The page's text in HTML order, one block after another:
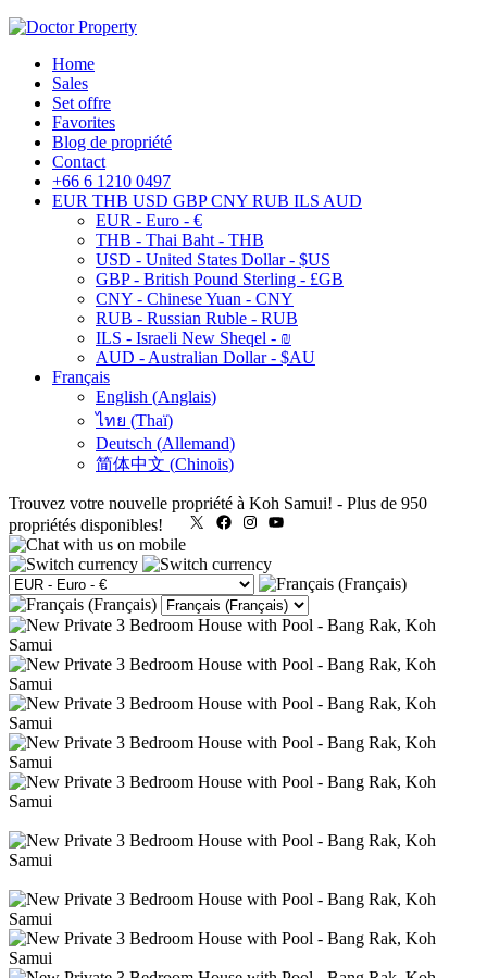
Home
Sales
Set offre
Favorites
Blog de propriété
Contact
+66 6 1210 0497
EUR THB USD GBP CNY RUB ILS AUD
EUR - Euro - €
THB - Thai Baht - THB
USD - United States Dollar - $US
GBP - British Pound Sterling - £GB
CNY - Chinese Yuan - CNY
RUB - Russian Ruble - RUB
ILS - Israeli New Sheqel - ₪
AUD - Australian Dollar - $AU
Français
English (Anglais)
ไทย (Thaï)
Deutsch (Allemand)
简体中文 (Chinois)
Trouvez votre nouvelle propriété à Koh Samui! - Plus de 950
propriétés disponibles!
X FacebookInstagram